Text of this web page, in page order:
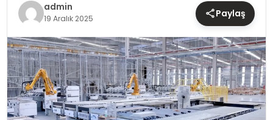
TEKNOLOJI
YAŞAM
admin
19 Aralık 2025 Paylaş